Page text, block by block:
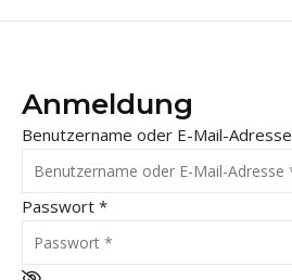
Anmeldung
Benutzername oder E-Mail-Adresse
Passwort *